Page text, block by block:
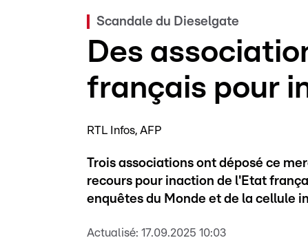
Scandale du Dieselgate
Des
français pour
RTL Infos AFP
Trois associations ont déposé ce
recours pour inaction de l'Etat
enquêtes du Monde et de la cellule
Actualisé: 17.09.2025 10:03